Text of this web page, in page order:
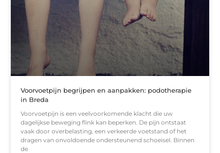
Voorvoetpijn begrijpen en aanpakken: podotherapie
in Breda
Voorvoetpijn is een veelvoorkomende klacht die uw
dagelijkse beweging flink kan beperken. De pijn ontstaat
vaak door overbelasting, een verkeerde voetstand of het
dragen van onvoldoende ondersteunend schoeisel. Binnen
de